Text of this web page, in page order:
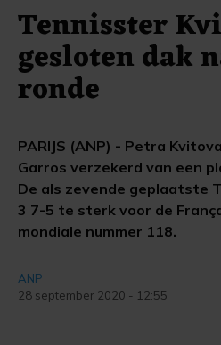
Tennisster
gesloten dak
ronde
PARIJS (ANP) - Petra
Garros verzekerd van een
De als zevende geplaatste
3 7-5 te sterk voor de
mondiale nummer 118.
ANP
28 september 2020 - 12:55